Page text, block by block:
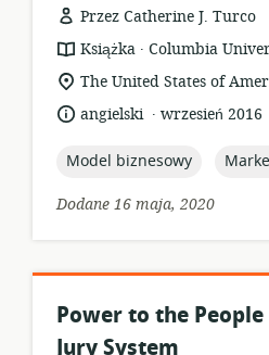
Przez Catherine J. Turco
format
zasobów:
Książka .
wydawca:
Columbia
istotna
lokalizacja:
The United States of
język:angielski .
datawrzesień 2016
topic:
Model biznesowy topic:
Dodane 16 maja, 2020
Power to the People
Jury System